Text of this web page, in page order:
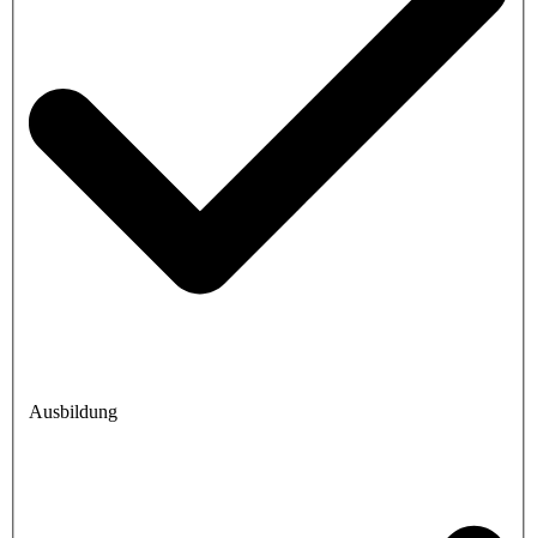
Ausbildung